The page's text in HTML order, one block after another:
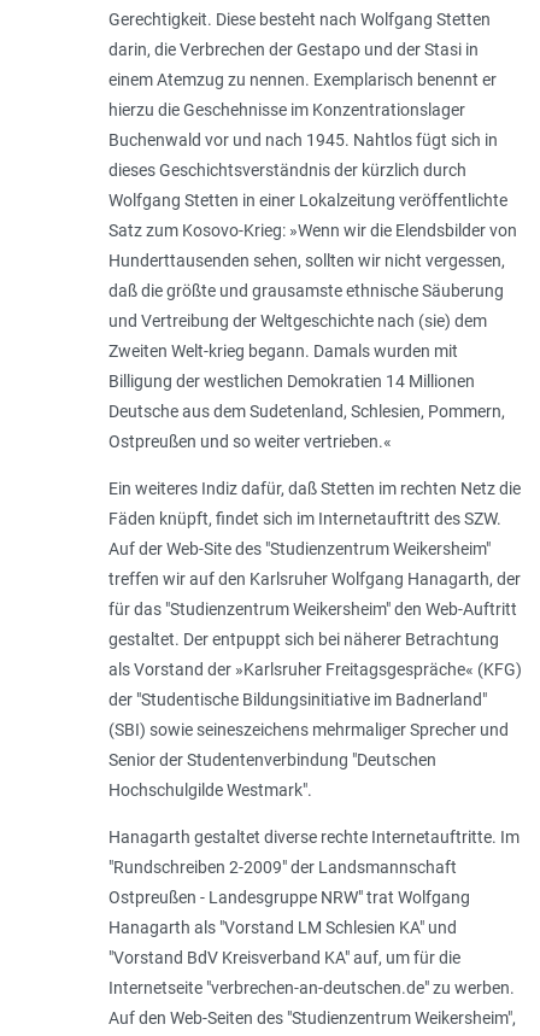
Gerechtigkeit. Diese besteht nach Wolfgang Stetten
darin, die Verbrechen der Gestapo und der Stasi in
einem Atemzug zu nennen. Exemplarisch benennt er
hierzu die Geschehnisse im Konzentrationslager
Buchenwald vor und nach 1945. Nahtlos fügt sich in
dieses Geschichtsverständnis der kürzlich durch
Wolfgang Stetten in einer Lokalzeitung veröffentlichte
Satz zum Kosovo-Krieg: »Wenn wir die Elendsbilder von
Hunderttausenden sehen, sollten wir nicht vergessen,
daß die größte und grausamste ethnische Säuberung
und Vertreibung der Weltgeschichte nach (sie) dem
Zweiten Welt-krieg begann. Damals wurden mit
Billigung der westlichen Demokratien 14 Millionen
Deutsche aus dem Sudetenland, Schlesien, Pommern,
Ostpreußen und so weiter vertrieben.«
Ein weiteres Indiz dafür, daß Stetten im rechten Netz die
Fäden knüpft, findet sich im Internetauftritt des SZW.
Auf der Web-Site des "Studienzentrum Weikersheim"
treffen wir auf den Karlsruher Wolfgang Hanagarth, der
für das "Studienzentrum Weikersheim" den Web-Auftritt
gestaltet. Der entpuppt sich bei näherer Betrachtung
als Vorstand der »Karlsruher Freitagsgespräche« (KFG)
der "Studentische Bildungsinitiative im Badnerland"
(SBI) sowie seineszeichens mehrmaliger Sprecher und
Senior der Studentenverbindung "Deutschen
Hochschulgilde Westmark".
Hanagarth gestaltet diverse rechte Internetauftritte. Im
"Rundschreiben 2-2009" der Landsmannschaft
Ostpreußen - Landesgruppe NRW" trat Wolfgang
Hanagarth als "Vorstand LM Schlesien KA" und
"Vorstand BdV Kreisverband KA" auf, um für die
Internetseite "verbrechen-an-deutschen.de" zu werben.
Auf den Web-Seiten des "Studienzentrum Weikersheim",